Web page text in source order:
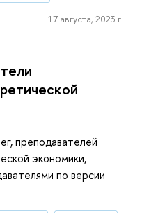
17 августа, 2023 г.
преподавателей
экономики,
по версии